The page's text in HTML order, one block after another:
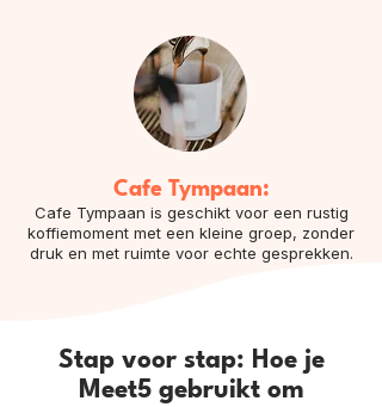
Cafe Tympaan:
Cafe Tympaan is geschikt voor een rustig
koffiemoment met een kleine groep, zonder
druk en met ruimte voor echte gesprekken.
Stap voor stap: Hoe je
Meet5 gebruikt om